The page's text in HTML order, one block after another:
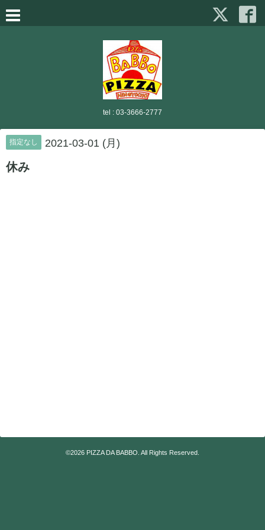
tel : 03-3666-2777
指定なし 2021-03-01 (月)
休み
©2026 PIZZA DA BABBO . All Rights Reserved.